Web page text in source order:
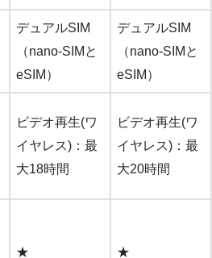
デュアルSIM
（nano-SIMと
eSIM）
デュアルSIM
（nano-SIMと
eSIM）
ビデオ再生(ワ
イヤレス)：最
大18時間
ビデオ再生(ワ
イヤレス)：最
大20時間
★ ★